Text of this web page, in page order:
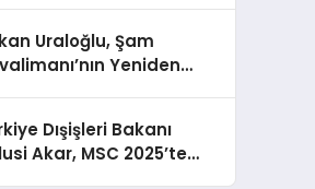
Uraloğlu, Şam
Yeniden
Dışişleri Bakanı
Akar, MSC 2025’te